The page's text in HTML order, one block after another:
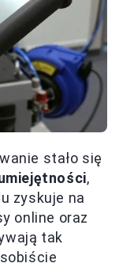
stało się
,
zyskuje na
online oraz
tak